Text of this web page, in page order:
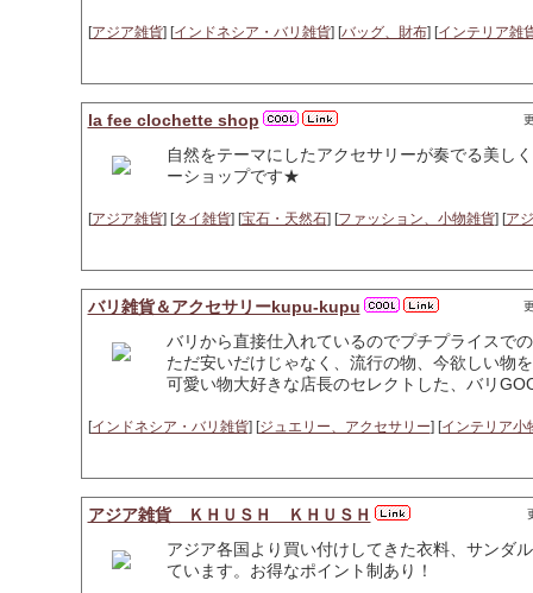
[アジア雑貨] [インドネシア・バリ雑貨] [バッグ、財布] [インテリア雑
la fee clochette shop
自然をテーマにしたアクセサリーが奏でる美し
ーショップです★
[アジア雑貨] [タイ雑貨] [宝石・天然石] [ファッション、小物雑貨] [ア
バリ雑貨＆アクセサリーkupu-kupu
バリから直接仕入れているのでプチプライスで
ただ安いだけじゃなく、流行の物、今欲しい物
可愛い物大好きな店長のセレクトした、バリ
[インドネシア・バリ雑貨] [ジュエリー、アクセサリー] [インテリア小
アジア雑貨 ＫＨＵＳＨ ＫＨＵＳＨ
アジア各国より買い付けしてきた衣料、サンダ
ています。お得なポイント制あり！